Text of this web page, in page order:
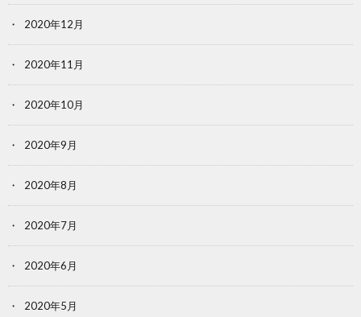
2020年12月
2020年11月
2020年10月
2020年9月
2020年8月
2020年7月
2020年6月
2020年5月